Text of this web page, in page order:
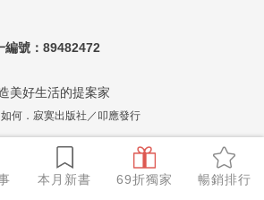
本月新書 69折獨家 暢銷排行
號： 89482472
美好生活的提案家
何．寂寞出版社／叩應發行